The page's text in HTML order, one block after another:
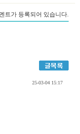
25-03-04 15:17